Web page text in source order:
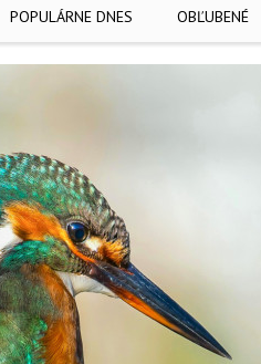
POPULÁRNE DNES OBĽUBENÉ